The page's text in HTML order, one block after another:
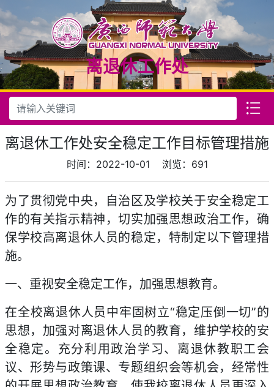
离退休工作处
离退休工作处安全稳定工作目标管理措施
时间：2022-10-01 浏览： 691
为了贯彻党中央，自治区及学校关于安全稳定工
作的有关指示精神，切实加强思想政治工作，确
保学校高离退休人员的稳定，特制定以下管理措
施。
一、重视安全稳定工作，加强思想教育。
在全校离退休人员中牢固树立“稳定压倒一切”的
思想，加强对离退休人员的教育，维护学校的安
全稳定。充分利用政治学习、离退休教职工会
议、形势与政策课、专题组织会等机会，经常性